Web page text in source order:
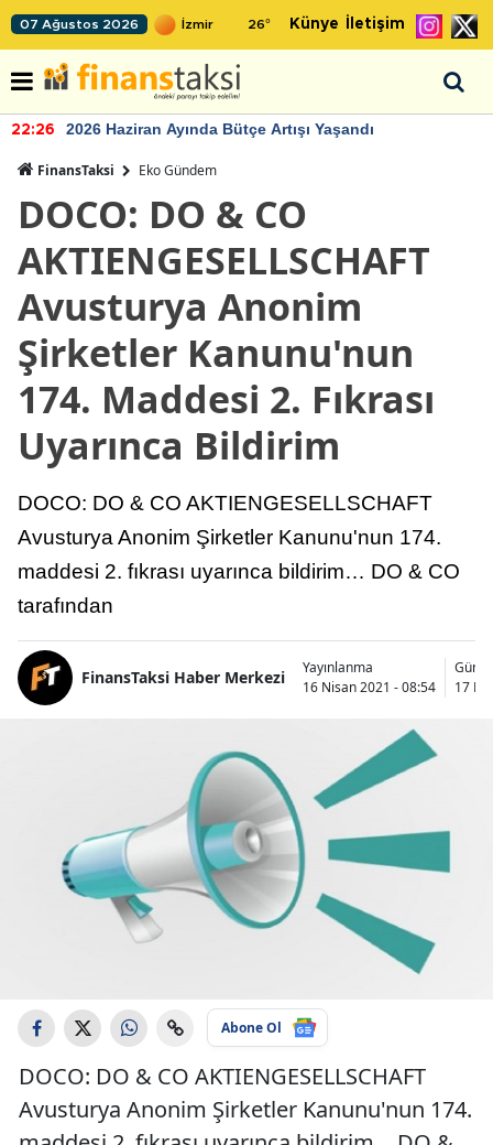
07 Ağustos 2026 26° Künye İletişim
22:26 2026 Haziran Ayında Bütçe Artışı Yaşandı
FinansTaksi Eko Gündem
DOCO: DO & CO
AKTIENGESELLSCHAFT
Avusturya Anonim
Şirketler Kanunu'nun
174. Maddesi 2. Fıkrası
Uyarınca Bildirim
DOCO: DO & CO AKTIENGESELLSCHAFT
Avusturya Anonim Şirketler Kanunu'nun 174.
maddesi 2. fıkrası uyarınca bildirim… DO & CO
tarafından
FinansTaksi Haber Merkezi
Yayınlanma
16 Nisan 2021 - 08:54
17
Abone Ol
DOCO: DO & CO AKTIENGESELLSCHAFT
Avusturya Anonim Şirketler Kanunu'nun 174.